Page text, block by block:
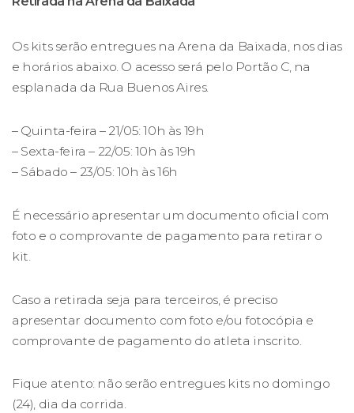
Os kits serão entregues na Arena da Baixada, nos dias
e horários abaixo. O acesso será pelo Portão C, na
esplanada da Rua Buenos Aires.
– Quinta-feira – 21/05: 10h às 19h
– Sexta-feira – 22/05: 10h às 19h
– Sábado – 23/05: 10h às 16h
É necessário apresentar um documento oficial com
foto e o comprovante de pagamento para retirar o
kit.
Caso a retirada seja para terceiros, é preciso
apresentar documento com foto e/ou fotocópia e
comprovante de pagamento do atleta inscrito.
Fique atento: não serão entregues kits no domingo
(24), dia da corrida.